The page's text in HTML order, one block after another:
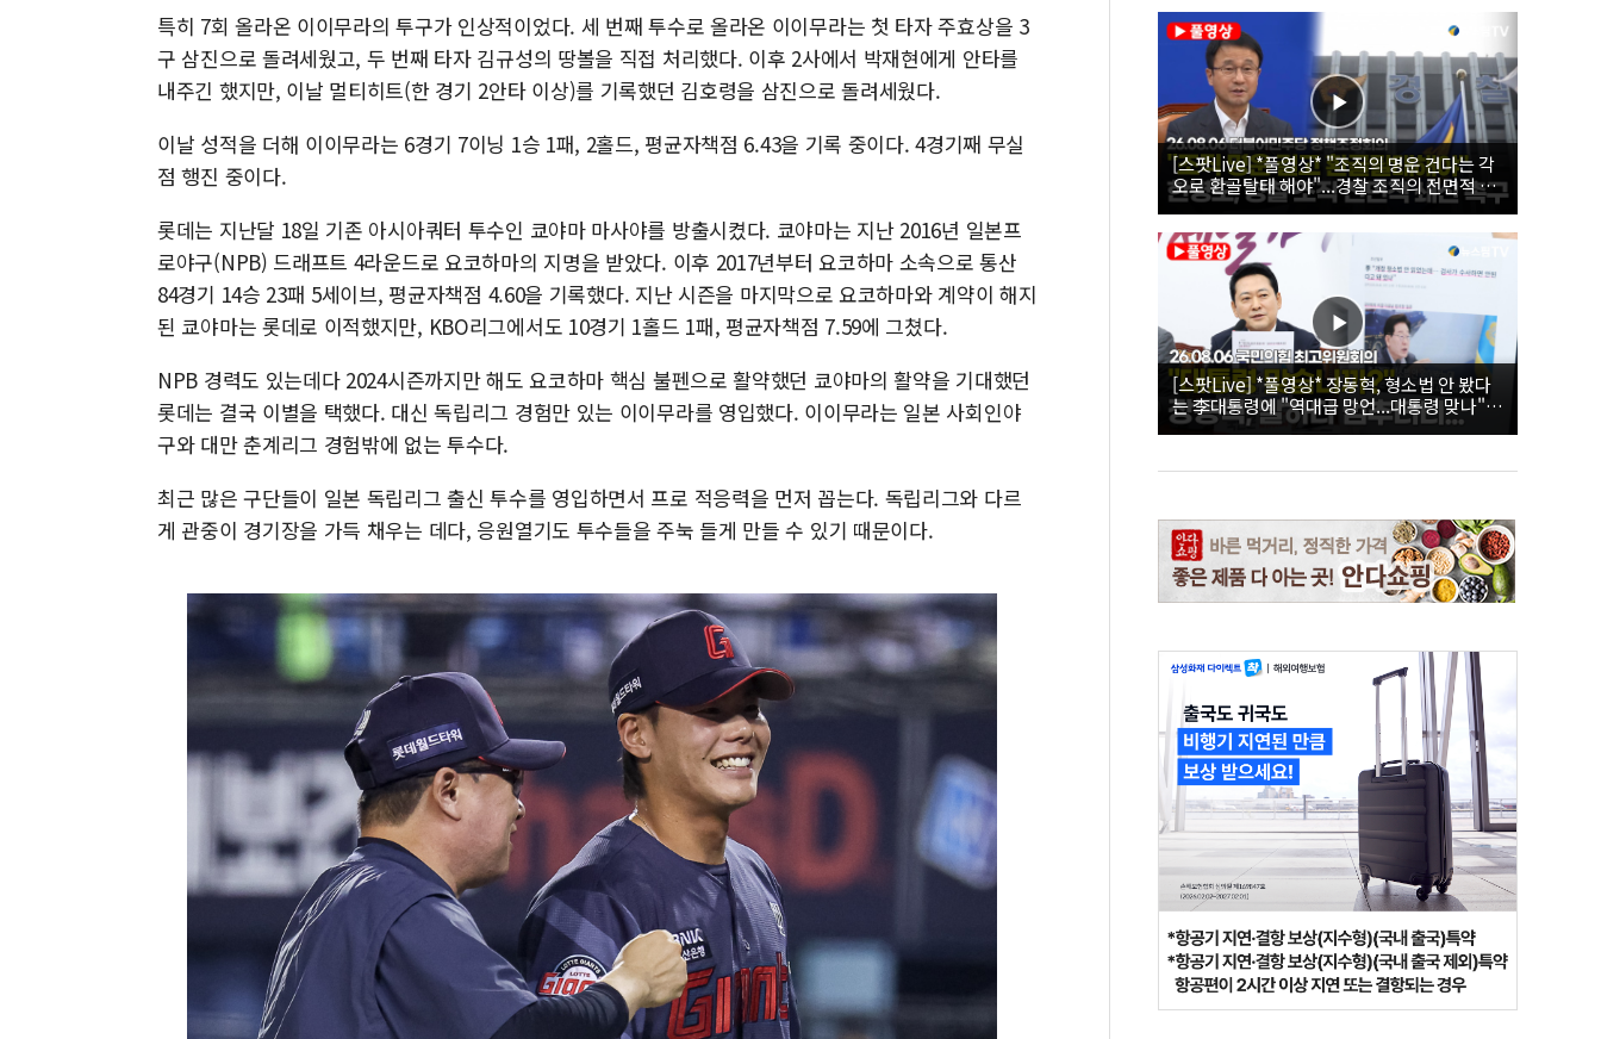
특히 7회 올라온 이이무라의 투구가 인상적이었다. 세 번째 투수로 올라온 이이무라는 첫 타자 주효상을 3
구 삼진으로 돌려세웠고, 두 번째 타자 김규성의 땅볼을 직접 처리했다. 이후 2사에서 박재현에게 안타를
내주긴 했지만, 이날 멀티히트(한 경기 2안타 이상)를 기록했던 김호령을 삼진으로 돌려세웠다.
이날 성적을 더해 이이무라는 6경기 7이닝 1승 1패, 2홀드, 평균자책점 6.43을 기록 중이다. 4경기째 무실
점 행진 중이다.
롯데는 지난달 18일 기존 아시아쿼터 투수인 쿄야마 마사야를 방출시켰다. 쿄야마는 지난 2016년 일본프
로야구(NPB) 드래프트 4라운드로 요코하마의 지명을 받았다. 이후 2017년부터 요코하마 소속으로 통산
84경기 14승 23패 5세이브, 평균자책점 4.60을 기록했다. 지난 시즌을 마지막으로 요코하마와 계약이 해지
된 쿄야마는 롯데로 이적했지만, KBO리그에서도 10경기 1홀드 1패, 평균자책점 7.59에 그쳤다.
NPB 경력도 있는데다 2024시즌까지만 해도 요코하마 핵심 불펜으로 활약했던 쿄야마의 활약을 기대했던
롯데는 결국 이별을 택했다. 대신 독립리그 경험만 있는 이이무라를 영입했다. 이이무라는 일본 사회인야
구와 대만 춘계리그 경험밖에 없는 투수다.
최근 많은 구단들이 일본 독립리그 출신 투수를 영입하면서 프로 적응력을 먼저 꼽는다. 독립리그와 다르
게 관중이 경기장을 가득 채우는 데다, 응원열기도 투수들을 주눅 들게 만들 수 있기 때문이다.
[스팟Live] *풀영상* "조직의 명운 건다는 각
오로 환골탈태 해야"...경찰 조직의 전면적 쇄
신 촉구한 한병도 | 26.08.06 더불어민주당 정
책조정회의
[스팟Live] *풀영상* 장동혁, 형소법 안 봤다
는 李대통령에 "역대급 망언...대통령 맞나"｜
26.08.06 국민의힘 최고위원회의